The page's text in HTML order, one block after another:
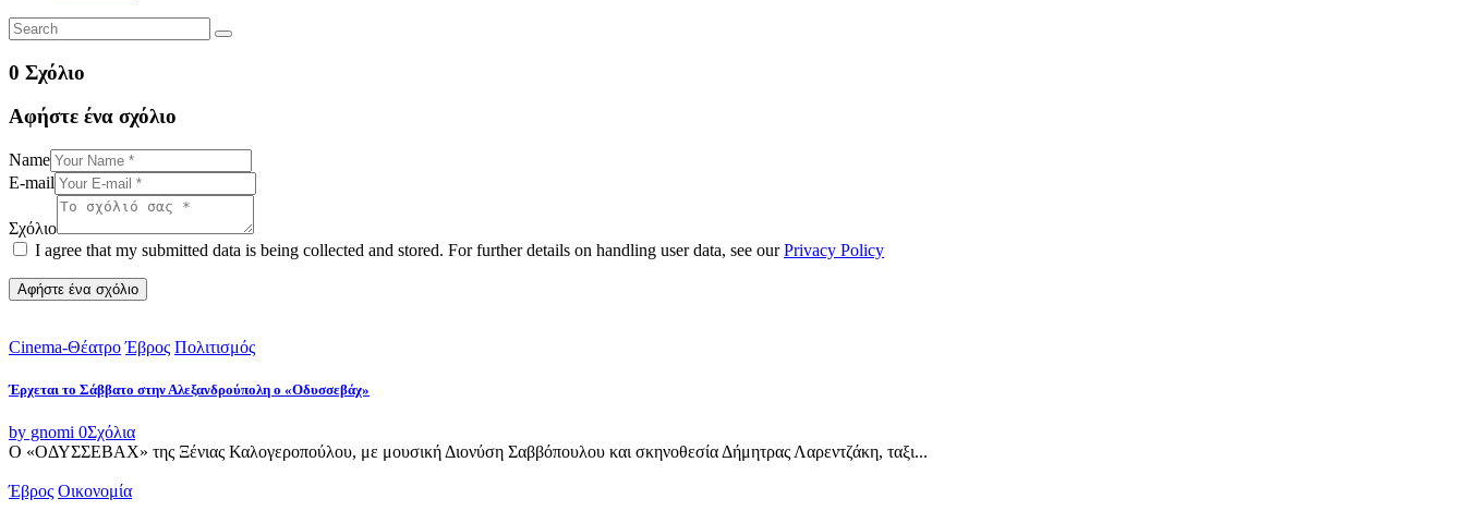
0 Σχόλιο
Αφήστε ένα σχόλιο
Name
E-mail
Σχόλιο
I agree that my submitted data is being collected and stored. For further details on handling user data, see ourPrivacy Policy
Cinema-Θέατρο Έβρος Πολιτισμός
Έρχεται το Σάββατο στην Αλεξανδρούπολη ο «Οδυσσεβάχ»
by gnomi 0Σχόλια
Ο «ΟΔΥΣΣΕΒΑΧ» της Ξένιας Καλογεροπούλου, με μουσική Διονύση Σαββόπουλου και σκηνοθεσία Δήμητρας Λαρεντζάκη, ταξι...
Έβρος Οικονομία